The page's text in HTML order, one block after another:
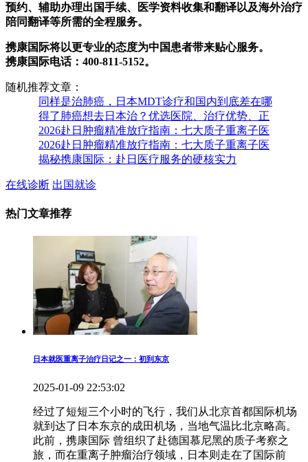
预约、辅助办理出国手续、医学资料收集和翻译以及海外治疗
陪同翻译等所需的全程服务。
携康国际将以更专业的态度为中国患者带来贴心服务。
携康国际电话：400-811-5152。
随机推荐文章：
同样是治肺癌，日本MDT诊疗和国内到底差在哪
得了肺癌想去日本治？优选医院、治疗优势、正
2026赴日肿瘤精准放疗指南：七大质子重离子医
2026赴日肿瘤精准放疗指南：七大质子重离子医
揭秘携康国际：赴日医疗服务的硬核实力
在线诊断 出国就诊
热门文章推荐
日本就医重离子治疗日记之一：初到东京
2025-01-09 22:53:02
经过了短短三个小时的飞行，我们从北京首都国际机场
就到达了日本东京的成田机场，当地气温比北京略高。
此前，携康国际 曾组织了赴德国慕尼黑的质子考察之
旅，而在重离子肿瘤治疗领域，日本则走在了国际前